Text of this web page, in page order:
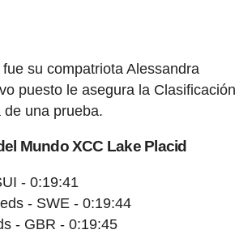
su compatriota Alessandra
puesto le asegura la Clasificación
una prueba.
Mundo XCC Lake Placid
- 0:19:41
- SWE - 0:19:44
- GBR - 0:19:45